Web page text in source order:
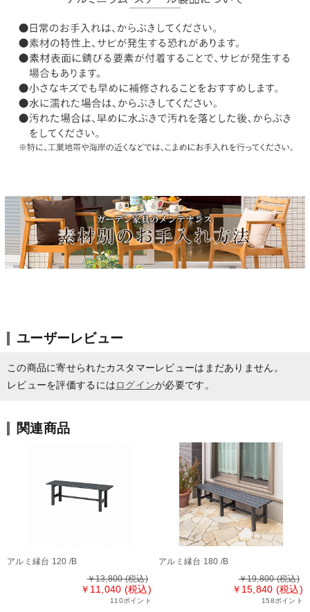
ユーザーレビュー
この商品に寄せられたカスタマーレビューはまだありません。
レビューを評価するにはログインが必要です。
関連商品
アルミ縁台 120 /B
￥13,800(税込)
￥11,040 (税込)
110ポイント
アルミ縁台 180 /B
￥19,800(税込)
￥15,840 (税込)
158ポイント